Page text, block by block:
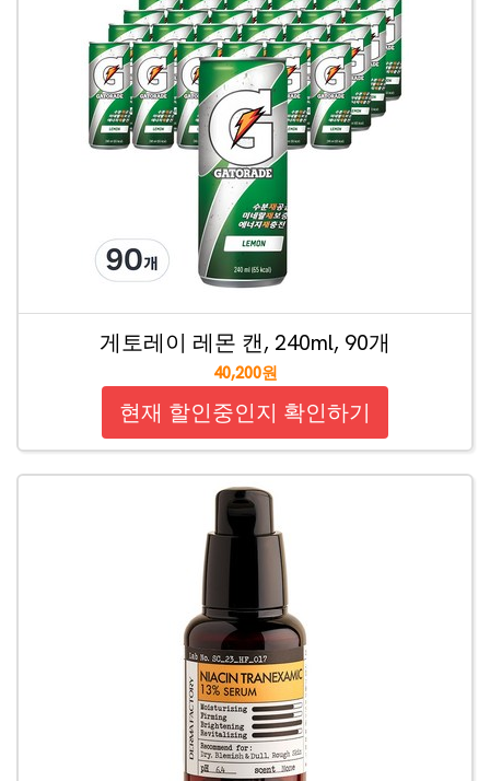
게토레이 레몬 캔, 240ml, 90개
40,200원
현재 할인중인지 확인하기